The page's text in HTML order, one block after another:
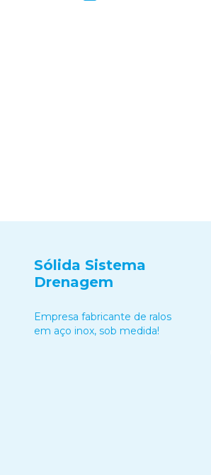
Sólida Sistema
Drenagem
Empresa fabricante de ralos
em aço inox, sob medida!